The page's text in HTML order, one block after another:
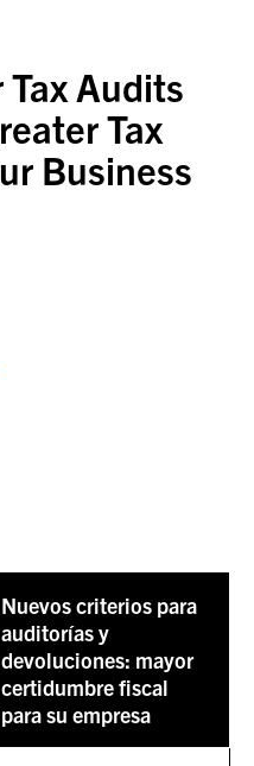
Audits
Tax
Business
Nuevos criterios para
auditorías y
devoluciones: mayor
certidumbre fiscal
para su empresa